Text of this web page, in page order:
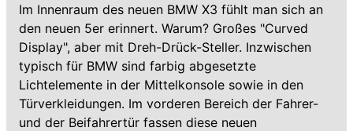
Im Innenraum des neuen BMW X3 fühlt man sich an
den neuen 5er erinnert. Warum? Großes "Curved
Display", aber mit Dreh-Drück-Steller. Inzwischen
typisch für BMW sind farbig abgesetzte
Lichtelemente in der Mittelkonsole sowie in den
Türverkleidungen. Im vorderen Bereich der Fahrer-
und der Beifahrertür fassen diese neuen